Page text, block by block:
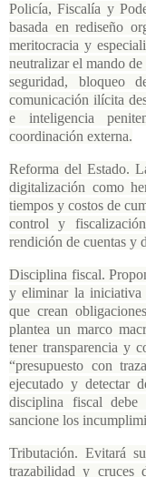
Policía, Fiscalía y
basada en rediseño
meritocracia y
neutralizar el mando
seguridad, bloqueo
comunicación ilícita
e inteligencia
coordinación externa.
Reforma del Estado.
digitalización como
tiempos y costos de
control y
rendición de cuentas y
Disciplina fiscal.
y eliminar la iniciativa
que crean
plantea un marco
tener transparencia y
“presupuesto con
ejecutado y detectar
disciplina fiscal
sancione los
Tributación. Evitará
trazabilidad y cruces